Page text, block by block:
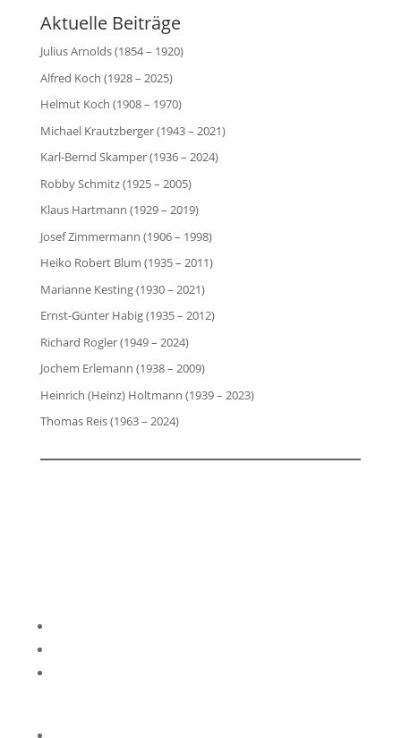
Aktuelle Beiträge
Julius Arnolds (1854 – 1920)
Alfred Koch (1928 – 2025)
Helmut Koch (1908 – 1970)
Michael Krautzberger (1943 – 2021)
Karl-Bernd Skamper (1936 – 2024)
Robby Schmitz (1925 – 2005)
Klaus Hartmann (1929 – 2019)
Josef Zimmermann (1906 – 1998)
Heiko Robert Blum (1935 – 2011)
Marianne Kesting (1930 – 2021)
Ernst-Günter Habig (1935 – 2012)
Richard Rogler (1949 – 2024)
Jochem Erlemann (1938 – 2009)
Heinrich (Heinz) Holtmann (1939 – 2023)
Thomas Reis (1963 – 2024)